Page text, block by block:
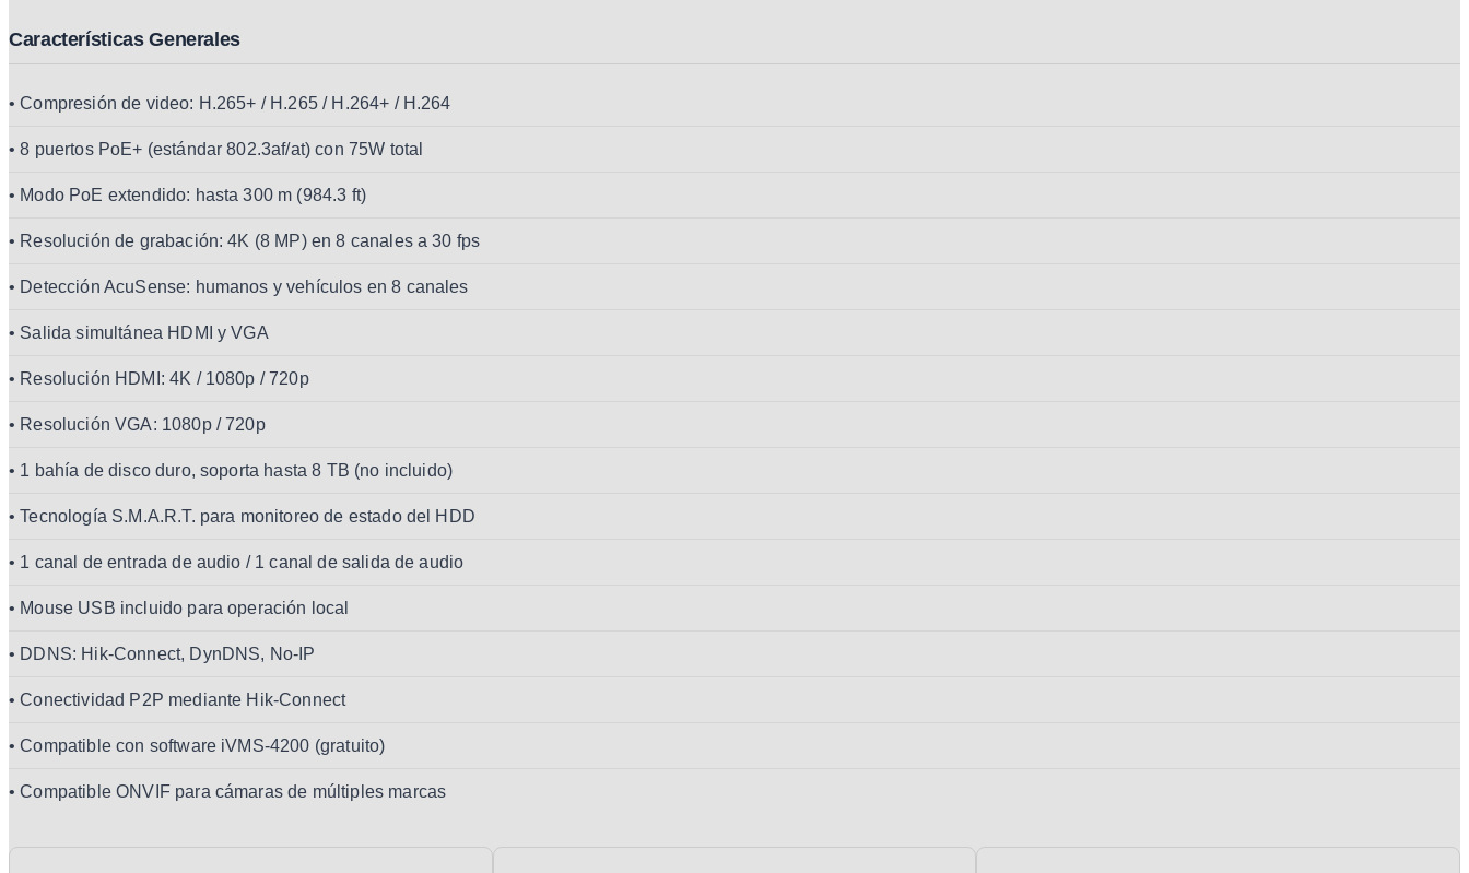
Características Generales
• Compresión de video: H.265+ / H.265 / H.264+ / H.264
• 8 puertos PoE+ (estándar 802.3af/at) con 75W total
• Modo PoE extendido: hasta 300 m (984.3 ft)
• Resolución de grabación: 4K (8 MP) en 8 canales a 30 fps
• Detección AcuSense: humanos y vehículos en 8 canales
• Salida simultánea HDMI y VGA
• Resolución HDMI: 4K / 1080p / 720p
• Resolución VGA: 1080p / 720p
• 1 bahía de disco duro, soporta hasta 8 TB (no incluido)
• Tecnología S.M.A.R.T. para monitoreo de estado del HDD
• 1 canal de entrada de audio / 1 canal de salida de audio
• Mouse USB incluido para operación local
• DDNS: Hik-Connect, DynDNS, No-IP
• Conectividad P2P mediante Hik-Connect
• Compatible con software iVMS-4200 (gratuito)
• Compatible ONVIF para cámaras de múltiples marcas